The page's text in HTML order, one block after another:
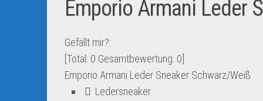
Emporio Armani Leder
Gefällt mir?:
[Total: 0 Gesamtbewertung: 0
Emporio Armani Leder Sneaker Schwarz/Weiß
Ledersneaker